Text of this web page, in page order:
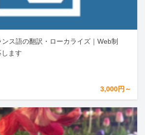
ス語の翻訳・ローカライズ｜Web制
ます
3,000円～